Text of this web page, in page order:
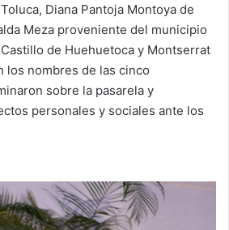
Diana Pantoja Montoya de
Meza proveniente del municipio
de Huehuetoca y Montserrat
los nombres de las cinco
sobre la pasarela y
personales y sociales ante los